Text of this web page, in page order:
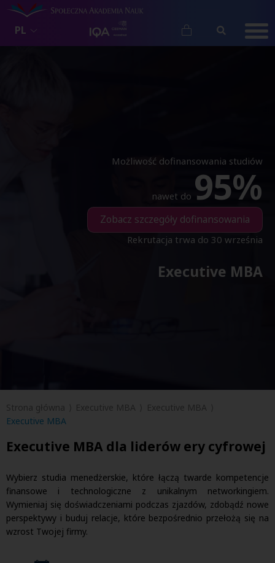
PL
Możliwość dofinansowania studiów
nawet do 95%
Zobacz szczegóły dofinansowania
Rekrutacja trwa do 30 września
Executive MBA
Strona główna Executive MBA
Executive MBA
Executive MBA
Executive MBA dla liderów ery cyfrowej
Wybierz studia menedżerskie, które łączą twarde kompetencje
finansowe i technologiczne z unikalnym networkingiem.
Wymieniaj się doświadczeniami podczas zjazdów, zdobądź nowe
perspektywy i buduj relacje, które bezpośrednio przełożą się na
wzrost Twojej firmy.